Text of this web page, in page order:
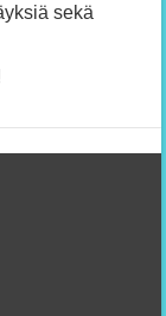
sekä